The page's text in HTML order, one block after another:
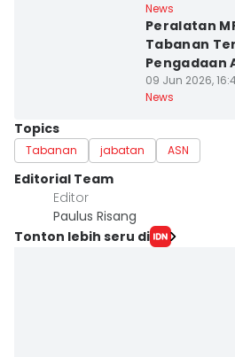
News
Peralatan
Tabanan
Pengadaan
09 Jun 2026,
News
Topics
Tabanan jabatan ASN
Editorial Team
Editor
Paulus Risang
Tonton lebih seru di